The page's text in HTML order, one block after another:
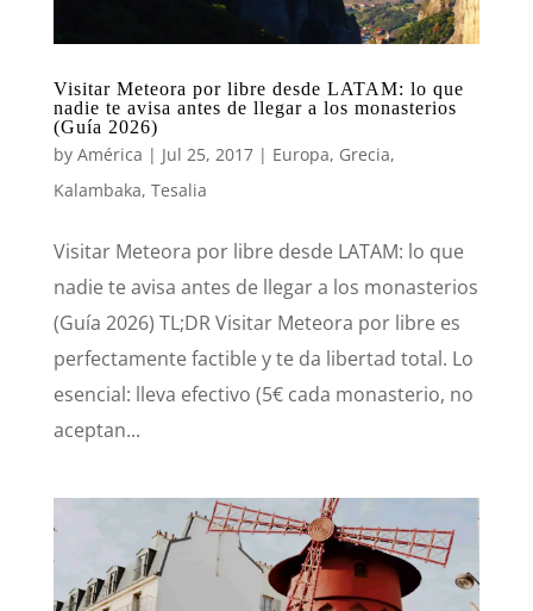
Visitar Meteora por libre desde LATAM: lo que
nadie te avisa antes de llegar a los monasterios
(Guía 2026)
by América | Jul 25, 2017| Europa, Grecia,
Kalambaka, Tesalia
Visitar Meteora por libre desde LATAM: lo que
nadie te avisa antes de llegar a los monasterios
(Guía 2026) TL;DR Visitar Meteora por libre es
perfectamente factible y te da libertad total. Lo
esencial: lleva efectivo (5€ cada monasterio, no
aceptan...